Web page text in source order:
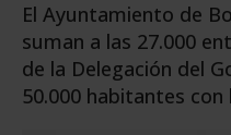
El Ayuntamiento de
suman a las 27.000
de la Delegación del
50.000 habitantes